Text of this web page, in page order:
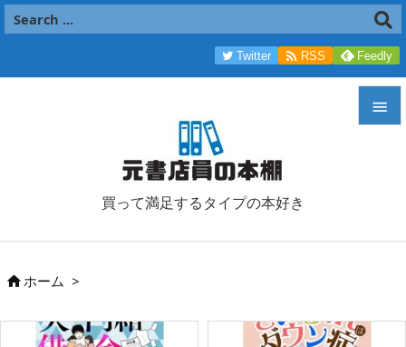
買って満足するタイプの本好き


次へ
Twitter  RSS Feedly
ホーム >